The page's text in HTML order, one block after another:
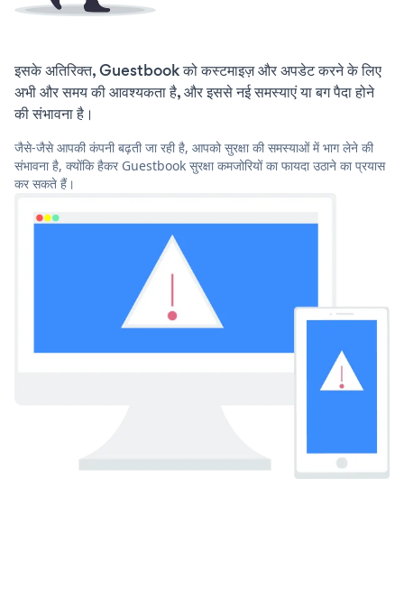
इसके अतिरिक्त, Guestbook को कस्टमाइज़ और अपडेट करने के लिए
अभी और समय की आवश्यकता है, और इससे नई समस्याएं या बग पैदा होने
की संभावना है।
जैसे-जैसे आपकी कंपनी बढ़ती जा रही है, आपको सुरक्षा की समस्याओं में भाग लेने की
संभावना है, क्योंकि हैकर Guestbook सुरक्षा कमजोरियों का फायदा उठाने का प्रयास
कर सकते हैं।